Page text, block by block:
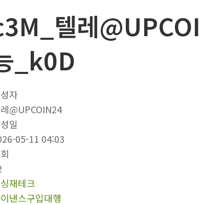
텔레
_k0D
자
@UPCOIN24
일
05-11 04:03
재테크
낸스구입대행